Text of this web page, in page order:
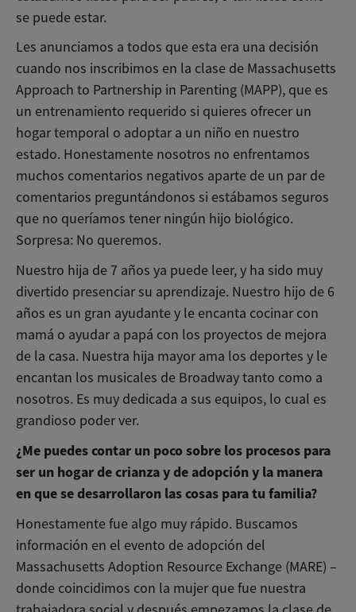
se puede estar.
Les anunciamos a todos que esta era una decisión
cuando nos inscribimos en la clase de Massachusetts
Approach to Partnership in Parenting (MAPP), que es
un entrenamiento requerido si quieres ofrecer un
hogar temporal o adoptar a un niño en nuestro
estado. Honestamente nosotros no enfrentamos
muchos comentarios negativos aparte de un par de
comentarios preguntándonos si estábamos seguros
que no queríamos tener ningún hijo biológico.
Sorpresa: No queremos.
Nuestro hija de 7 años ya puede leer, y ha sido muy
divertido presenciar su aprendizaje. Nuestro hijo de 6
años es un gran ayudante y le encanta cocinar con
mamá o ayudar a papá con los proyectos de mejora
de la casa. Nuestra hija mayor ama los deportes y le
encantan los musicales de Broadway tanto como a
nosotros. Es muy dedicada a sus equipos, lo cual es
grandioso poder ver.
¿Me puedes contar un poco sobre los procesos para
ser un hogar de crianza y de adopción y la manera
en que se desarrollaron las cosas para tu familia?
Honestamente fue algo muy rápido. Buscamos
información en el evento de adopción del
Massachusetts Adoption Resource Exchange (MARE) –
donde coincidimos con la mujer que fue nuestra